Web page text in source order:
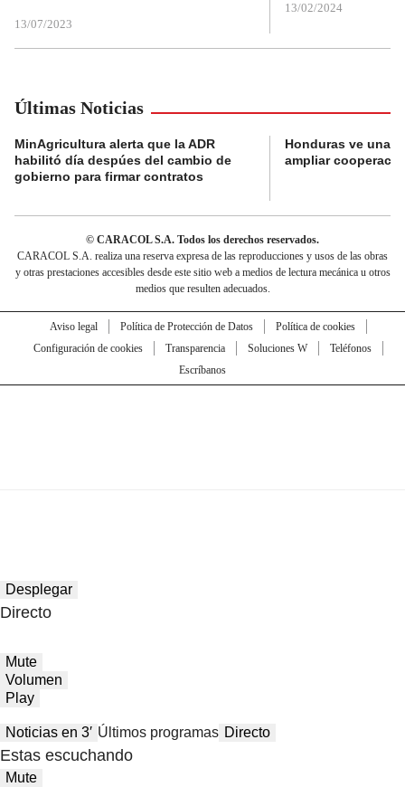
13/07/2023
13/02/2024
Últimas Noticias
MinAgricultura alerta que la ADR
habilitó día despúes del cambio de
gobierno para firmar contratos
Honduras ve una
ampliar
© CARACOL S.A. Todos los derechos reservados.
CARACOL S.A. realiza una reserva expresa de las reproducciones y usos de las obras
y otras prestaciones accesibles desde este sitio web a medios de lectura mecánica u otros
medios que resulten adecuados.
Aviso legal Política de Protección de Datos
Política de cookies
Configuración de cookies
Transparencia Soluciones W
Teléfonos
Escríbanos
Desplegar
Directo
Mute
Volumen
Play
Noticias en 3′ Últimos programas Directo
Estas escuchando
Mute